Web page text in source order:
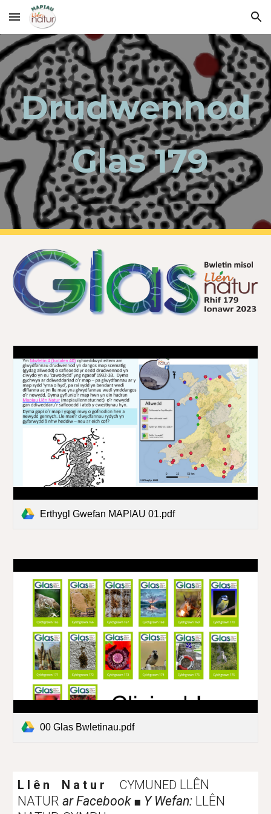
Skip to main content Skip to navigation
Drudwennod
Glas 179
Erthygl Gwefan MAPIAU 01.pdf
00 Glas Bwletinau.pdf
L l ê n N a t u r CYMUNED LLÊN
NATUR ar Facebook ■ Y Wefan: LLÊN